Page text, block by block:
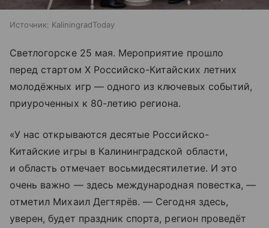
Источник: KaliningradToday
Светлогорске 25 мая. Мероприятие прошло
перед стартом X Российско-Китайских летних
молодёжных игр — одного из ключевых событий,
приуроченных к 80-летию региона.
«У нас открываются десятые Российско-
Китайские игры в Калининградской области,
и область отмечает восьмидесятилетие. И это
очень важно — здесь международная повестка, —
отметил Михаил Дегтярёв. — Сегодня здесь,
уверен, будет праздник спорта, регион проведёт